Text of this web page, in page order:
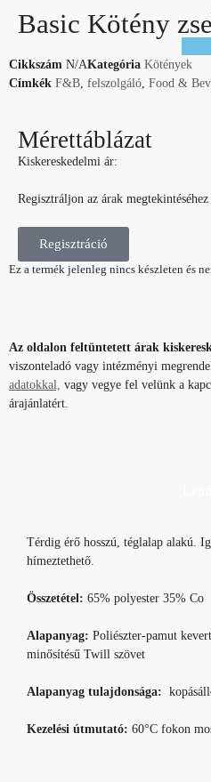
Basic Kötény
Cikkszám N/AKategória Kötények
Címkék F&B, felszolgáló, Food &
Mérettáblázat
Kiskereskedelmi ár:
Regisztráljon az árak megtekintéséhez
Regisztráció
Ez a termék jelenleg nincs készleten és
Az oldalon feltüntetett árak
viszonteladó vagy intézményi
adatokkal, vagy vegye fel velünk a
árajánlatért.
Térdig érő hosszú, téglalap alakú.
hímeztethető.
Összetétel: 65% polyester 35% Co
Alapanyag: Poliészter-pamut
minősítésű Twill szövet
Alapanyag tulajdonsága:
Kezelési útmutató: 60°C fokon